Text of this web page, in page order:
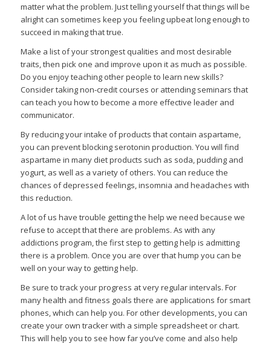
matter what the problem. Just telling yourself that things will be
alright can sometimes keep you feeling upbeat long enough to
succeed in making that true.
Make a list of your strongest qualities and most desirable
traits, then pick one and improve upon it as much as possible.
Do you enjoy teaching other people to learn new skills?
Consider taking non-credit courses or attending seminars that
can teach you how to become a more effective leader and
communicator.
By reducing your intake of products that contain aspartame,
you can prevent blocking serotonin production. You will find
aspartame in many diet products such as soda, pudding and
yogurt, as well as a variety of others. You can reduce the
chances of depressed feelings, insomnia and headaches with
this reduction.
A lot of us have trouble getting the help we need because we
refuse to accept that there are problems. As with any
addictions program, the first step to getting help is admitting
there is a problem. Once you are over that hump you can be
well on your way to getting help.
Be sure to track your progress at very regular intervals. For
many health and fitness goals there are applications for smart
phones, which can help you. For other developments, you can
create your own tracker with a simple spreadsheet or chart.
This will help you to see how far you’ve come and also help